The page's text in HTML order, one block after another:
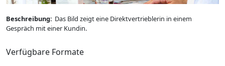
Beschreibung: Das Bild zeigt eine Direktvertrieblerin in einem
Gespräch mit einer Kundin.
Verfügbare Formate